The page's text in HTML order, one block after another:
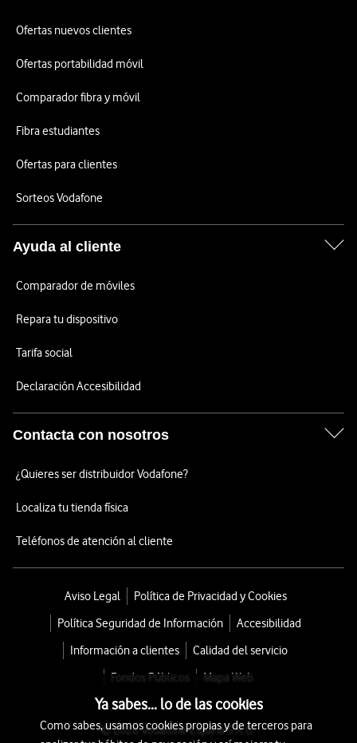
Ofertas nuevos clientes
Ofertas portabilidad móvil
Comparador fibra y móvil
Fibra estudiantes
Ofertas para clientes
Sorteos Vodafone
Ayuda al cliente
Comparador de móviles
Repara tu dispositivo
Tarifa social
Declaración Accesibilidad
Contacta con nosotros
¿Quieres ser distribuidor Vodafone?
Localiza tu tienda física
Teléfonos de atención al cliente
Aviso Legal
Política de Privacidad y Cookies
Política Seguridad de Información
Accesibilidad
Información a clientes
Calidad del servicio
Fondos Públicos
Mapa Web
© 2026 Vodafone España S.A.U.
Ya sabes... lo de las cookies
Como sabes, usamos cookies propias y de terceros para